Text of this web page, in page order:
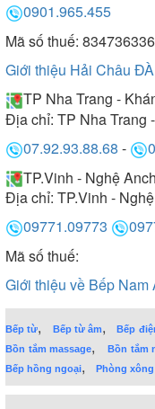
0901.965.455
Mã số thuế:
Giới thiệu Hải Châu
TP Nha Trang -
Địa chỉ: TP Nha Trang
07.92.93.88.68 -
TP.Vinh - Nghệ An
Địa chỉ: TP.Vinh -
09771.09773
Mã số thuế:
Giới thiệu về Bếp
Bếp từ, Bếp từ âm,Bếp
Bồn tắm massage,Bồn tắm
Bếp hồng ngoại, Phòng